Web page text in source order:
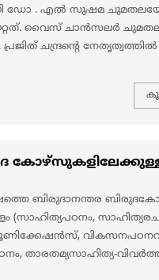
ഡോ . എൽ സുഷമ
വൈസ് ചാൻസലർ
ചന്ദ്രന്റെ
ബിരുദാനന്തര
(സാഹിത്യപഠനം,
താരതമ്യസാഹിത്യ-